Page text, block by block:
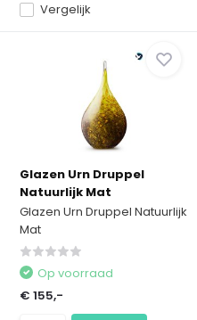
Vergelijk
Glazen Urn Druppel
Natuurlijk Mat
Glazen Urn Druppel Natuurlijk
Mat
Op voorraad
€ 155,-